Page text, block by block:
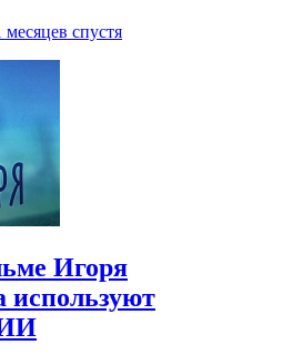
месяцев спустя
Игоря
используют
ИИ